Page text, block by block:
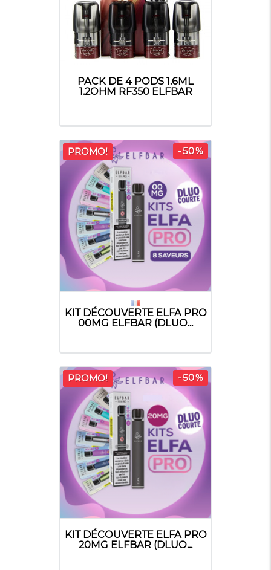
PACK DE 4 PODS 1.6ML
1.2OHM RF350 ELFBAR
PROMO! -50%
KIT DÉCOUVERTE ELFA PRO
00MG ELFBAR (DLUO...
PROMO! -50%
KIT DÉCOUVERTE ELFA PRO
20MG ELFBAR (DLUO...